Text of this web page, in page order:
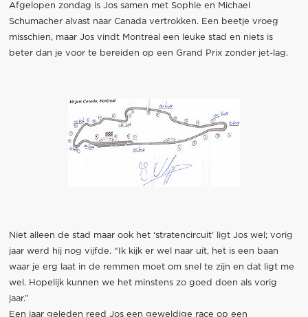
Afgelopen zondag is Jos samen met Sophie en Michael
Schumacher alvast naar Canada vertrokken. Een beetje vroeg
misschien, maar Jos vindt Montreal een leuke stad en niets is
beter dan je voor te bereiden op een Grand Prix zonder jet-lag.
Niet alleen de stad maar ook het ‘stratencircuit’ ligt Jos wel; vorig
jaar werd hij nog vijfde. “Ik kijk er wel naar uit, het is een baan
waar je erg laat in de remmen moet om snel te zijn en dat ligt me
wel. Hopelijk kunnen we het minstens zo goed doen als vorig
jaar.”
Een jaar geleden reed Jos een geweldige race op een